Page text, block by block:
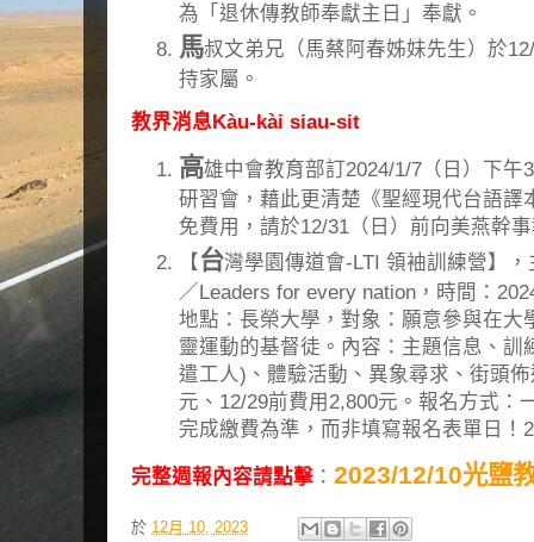
為「退休傳教師奉獻主日」奉獻。
馬叔文弟兄（馬蔡阿春姊妹先生）於
持家屬。
教界消息Kàu-kài siau-sit
高雄中會教育部訂2024/1/7（日）下午
研習會，藉此更清楚《聖經現代台語譯
免費用，請於12/31（日）前向美燕幹
【 台灣學園傳道會-LTI 領袖訓練營】
／Leaders for every nation，時間：
地點：長榮大學，對象：願意參與在大
靈運動的基督徒。內容：主題信息、
遣工人)、體驗活動、異象尋求、街頭
元、12/29前費用2,800元。報名方式：
完成繳費為準，而非填寫報名表單日！
完整週報內容請點擊 ： 2023/12/10光鹽
於 12月 10, 2023